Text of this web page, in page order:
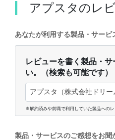
アプスタ のレ
あなたが利用する製品・サー
レビューを書く製品・
い。（検索も可能です）
アプスタ（株式会社ドリー
※解約済みや前職で利用していた製品へのレ
製品・サービスのご感想をお聞